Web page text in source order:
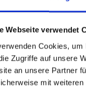
Webseite verwendet
Cookies,
Zugriffe auf unsere
an unsere Partner
mit
sr.modal is not
Are
Go to the
contactformulier.